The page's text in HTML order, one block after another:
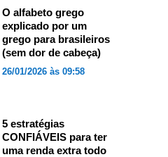
O alfabeto grego
explicado por um
grego para brasileiros
(sem dor de cabeça)
26/01/2026 às 09:58
5 estratégias
CONFIÁVEIS para ter
uma renda extra todo